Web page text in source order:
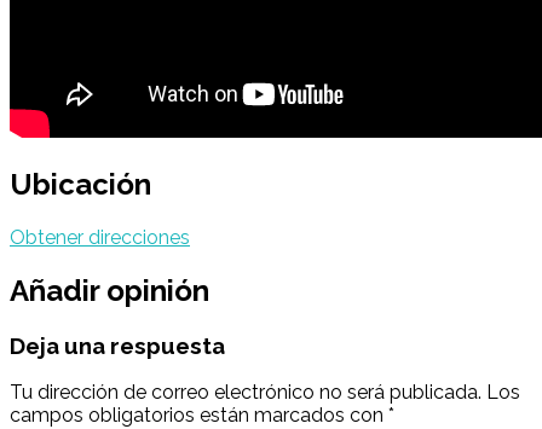
Ubicación
Obtener direcciones
Añadir opinión
Deja una respuesta
Tu dirección de correo electrónico no será publicada. Los
campos obligatorios están marcados con *